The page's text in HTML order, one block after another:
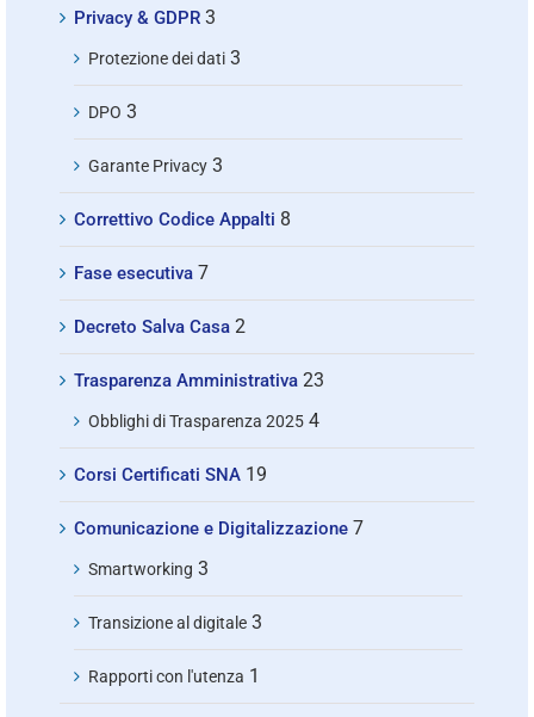
Privacy & GDPR 3
Protezione dei dati 3
DPO 3
Garante Privacy 3
Correttivo Codice Appalti 8
Fase esecutiva 7
Decreto Salva Casa 2
Trasparenza Amministrativa 23
Obblighi di Trasparenza 2025 4
Corsi Certificati SNA 19
Comunicazione e Digitalizzazione 7
Smartworking 3
Transizione al digitale 3
Rapporti con l'utenza 1